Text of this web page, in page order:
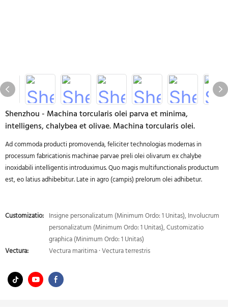
Shenzhou - Machina torcularis olei parva et minima,
intelligens, chalybea et olivae. Machina torcularis olei.
Ad commoda producti promovenda, feliciter technologias modernas in
processum fabricationis machinae parvae preli olei olivarum ex chalybe
inoxidabili intelligentis introduximus. Quo magis multifunctionalis productum
est, eo latius adhibebitur. Late in agro (campis) prelorum olei adhibetur.
Customizatio: Insigne personalizatum (Minimum Ordo: 1 Unitas), Involucrum
personalizatum (Minimum Ordo: 1 Unitas), Customizatio
graphica (Minimum Ordo: 1 Unitas)
Vectura:
Vectura maritima · Vectura terrestris